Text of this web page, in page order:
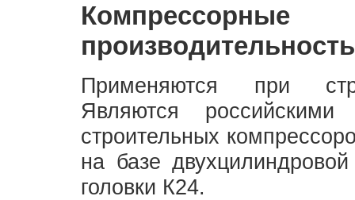
Применяются при
Являются
строительных
на базе
головки К24.